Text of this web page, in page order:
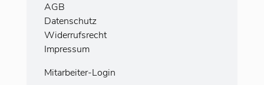
AGB
Datenschutz
Widerrufsrecht
Impressum
Mitarbeiter-Login